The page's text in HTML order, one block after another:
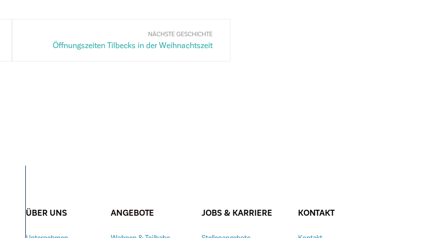
NÄCHSTE GESCHICHTE
Öffnungszeiten Tilbecks in der Weihnachtszeit
ÜBER UNS ANGEBOTE JOBS & KARRIERE KONTAKT